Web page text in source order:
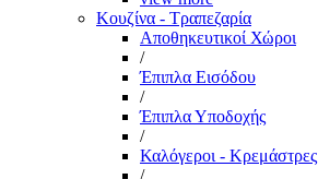
Κουζίνα - Τραπεζαρία
Αποθηκευτικοί Χώροι
/
Έπιπλα Εισόδου
/
Έπιπλα Υποδοχής
/
Καλόγεροι - Κρεμάστρες
/